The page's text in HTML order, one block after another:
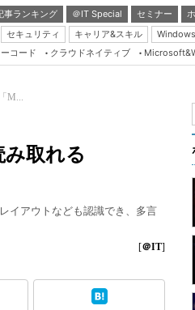
事ランキング ＠IT Special セミナー
セキュリティ キャリア&スキル Windows
Server &
Database
Linux ＆ OSS
Master of IP
Security &
コード クラウドネイティブ
M...
取れる
イアウトなども認識でき、多言
[＠IT]